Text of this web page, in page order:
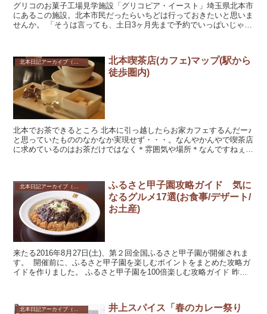
グリコのお菓子工場見学施設「グリコピア・イースト」埼玉県北本市
にあるこの施設。北本市民だったらいちどは行っておきたいと思いま
せんか。 「そうは言っても、土日3ヶ月先まで予約でいっぱいじゃ
北本喫茶店(カフェ)マップ(駅から
徒歩圏内)
北本でお茶できるところ 北本に引っ越したらお家カフェするんだー♪
と思っていたもののなかなか実現せず・・・。なんやかんやで喫茶店
に求めているのはお茶だけではなく＊雰囲気や場所＊なんですねぇ。
ふるさと甲子園攻略ガイド 気に
なるグルメ17選(お食事/デザート/
お土産)
来たる2016年8月27日(土)、第２回全国ふるさと甲子園が開催されま
す。 開催前に、ふるさと甲子園を楽しむポイントをまとめた攻略ガ
イドを作りました。 ふるさと甲子園を100倍楽しむ攻略ガイド 昨年
北本日記アーカイブ（記録保存）
井上スパイス「春のカレー祭り